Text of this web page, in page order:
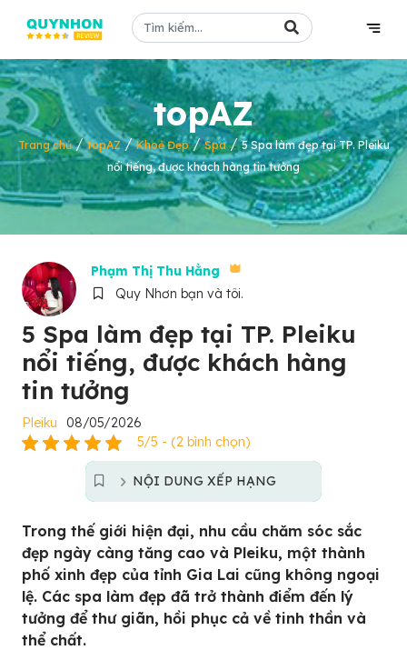
topAZ
Trang chủ/topAZ/Khoẻ Đẹp/Spa/5 Spa làm đẹp tại TP. Pleiku
nổi tiếng, được khách hàng tin tưởng
Phạm Thị Thu Hằng
Quy Nhơn bạn và tôi.
5 Spa làm đẹp tại TP. Pleiku
nổi tiếng, được khách hàng
tin tưởng
Pleiku
08/05/2026
5/5 - (2 bình chọn)
NỘI DUNG XẾP HẠNG
Trong thế giới hiện đại, nhu cầu chăm sóc sắc
đẹp ngày càng tăng cao và Pleiku, một thành
phố xinh đẹp của tỉnh Gia Lai cũng không ngoại
lệ. Các spa làm đẹp đã trở thành điểm đến lý
tưởng để thư giãn, hồi phục cả về tinh thần và
thể chất.